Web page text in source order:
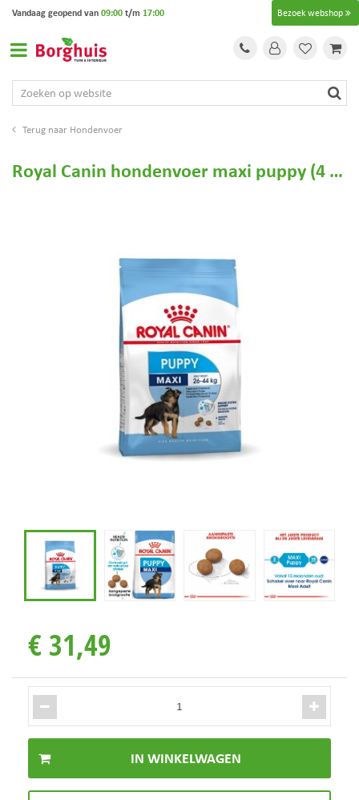
Hondenvoer
Bezoek webshop
Vandaag geopend van09:00t/m 17:00
Royal Canin hondenvoer maxi puppy (4 kg)
€ 31,49